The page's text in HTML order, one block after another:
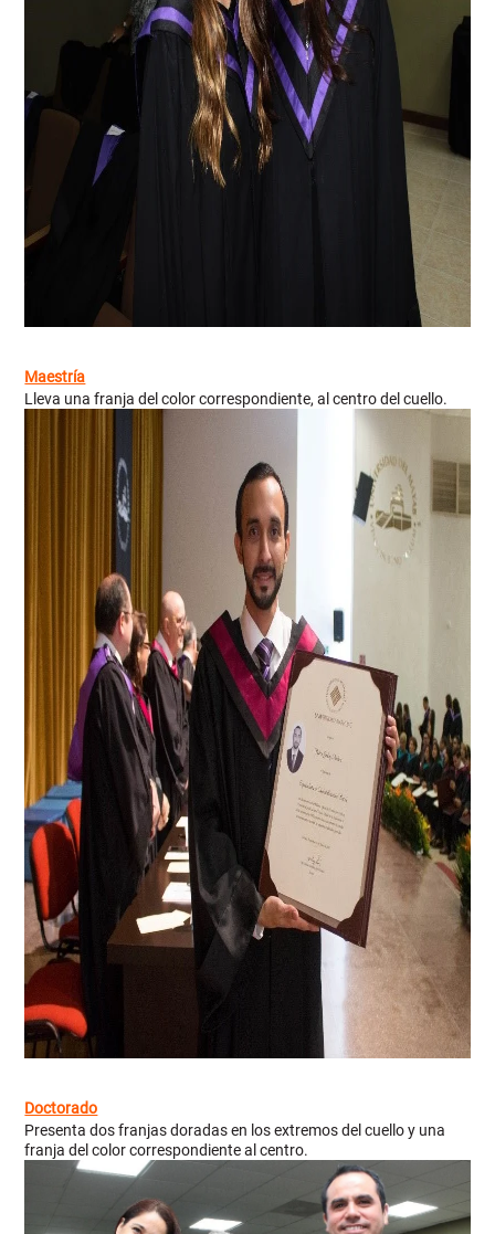
Maestría
Lleva una franja del color correspondiente, al centro del cuello.
Doctorado
Presenta dos franjas doradas en los extremos del cuello y una
franja del color correspondiente al centro.